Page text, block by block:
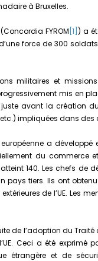
à Bruxelles.
FYROM [1] ) a
force de 300
militaires et
mis en
juste avant la création
impliquées dans des
a
du commerce
140. Les chefs de
pays tiers. Ils ont
de l’UE. Les
de l’adoption du
Ceci a été exprimé
étrangère et de